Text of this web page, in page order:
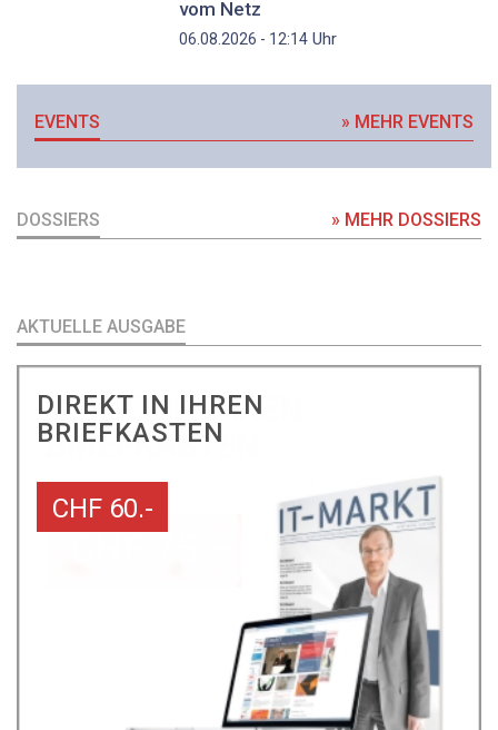
vom Netz
06.08.2026 - 12:14Uhr
EVENTS » MEHR EVENTS
DOSSIERS » MEHR DOSSIERS
AKTUELLE AUSGABE
DIREKT IN IHREN
BRIEFKASTEN
CHF 60.-